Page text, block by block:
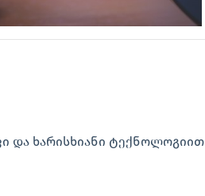
და ხარისხიანი ტექნოლოგიით